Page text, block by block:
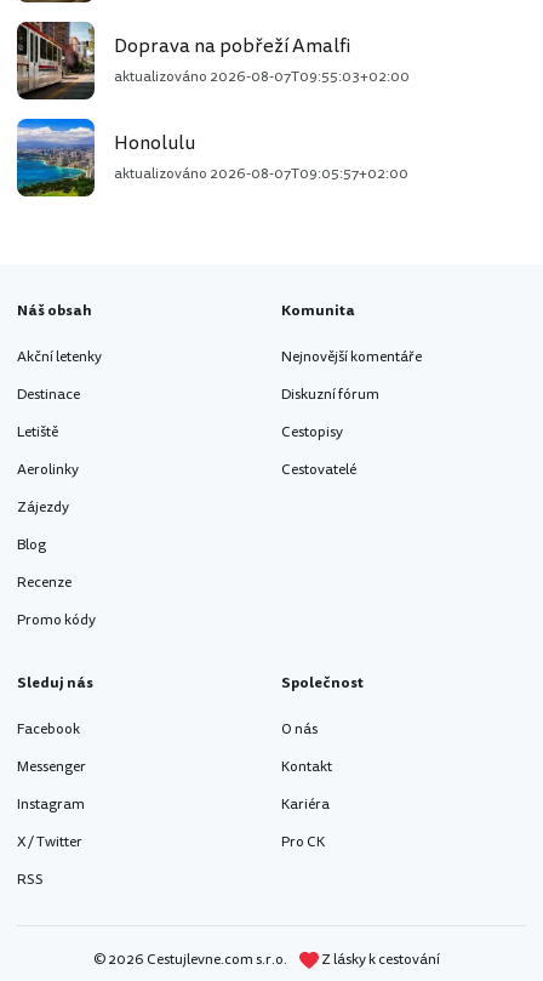
Doprava na pobřeží Amalfi
aktualizováno 2026-08-07T09:55:03+02:00
Honolulu
aktualizováno 2026-08-07T09:05:57+02:00
Náš obsah
Akční letenky
Destinace
Letiště
Aerolinky
Zájezdy
Blog
Recenze
Promo kódy
Komunita
Nejnovější komentáře
Diskuzní fórum
Cestopisy
Cestovatelé
Sleduj nás
Facebook
Messenger
Instagram
X / Twitter
RSS
Společnost
O nás
Kontakt
Kariéra
Pro CK
© 2026 Cestujlevne.com s.r.o.
Z lásky k cestování